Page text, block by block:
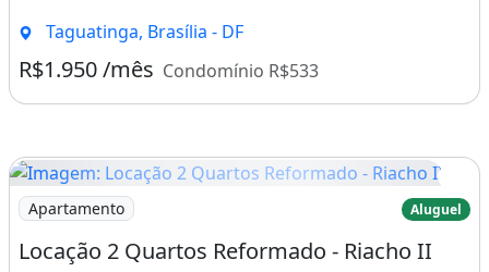
Taguatinga, Brasília - DF
R$1.950 /mês Condomínio R$533
Imagem: Locação 2 Quartos Reformado - Riacho II
Apartamento Aluguel
Locação 2 Quartos Reformado - Riacho II